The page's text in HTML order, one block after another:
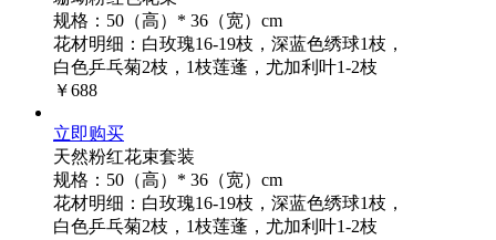
规格：50（高）* 36（宽）cm
花材明细：白玫瑰16-19枝，深蓝色绣球1枝，
白色乒乓菊2枝，1枝莲蓬，尤加利叶1-2枝
￥688
立即购买
天然粉红花束套装
规格：50（高）* 36（宽）cm
花材明细：白玫瑰16-19枝，深蓝色绣球1枝，
白色乒乓菊2枝，1枝莲蓬，尤加利叶1-2枝